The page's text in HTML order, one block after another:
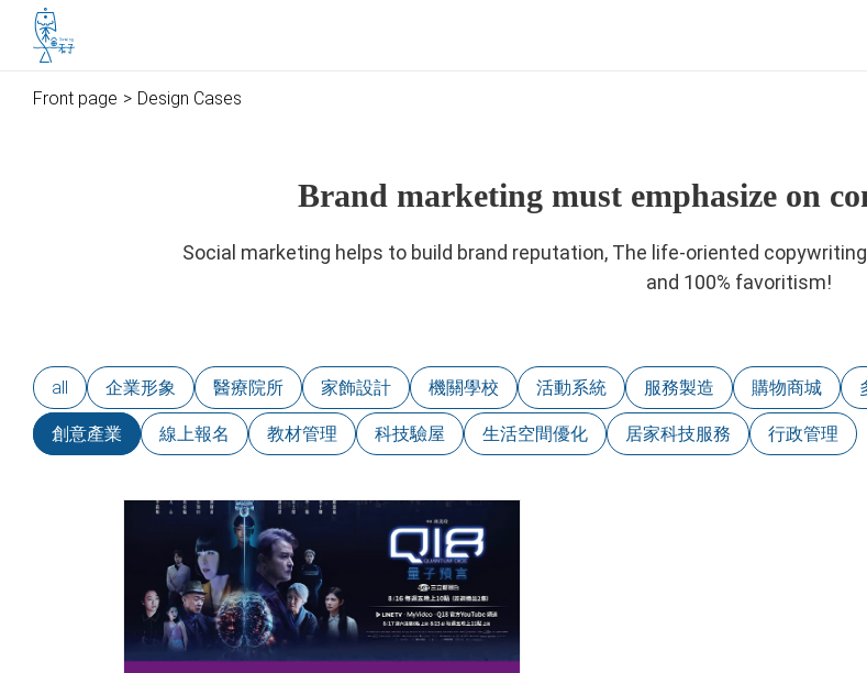
Front page Design Cases
Brand marketing must emphasize on
Social marketing helps to build brand reputation, The life-oriented
and 100% favoritism!
all 企業形象 醫療院所 家飾設計 機關學校 活動系統 服務製造 購物商城
創意產業 線上報名 教材管理 科技驗屋 生活空間優化 居家科技服務 行政管理